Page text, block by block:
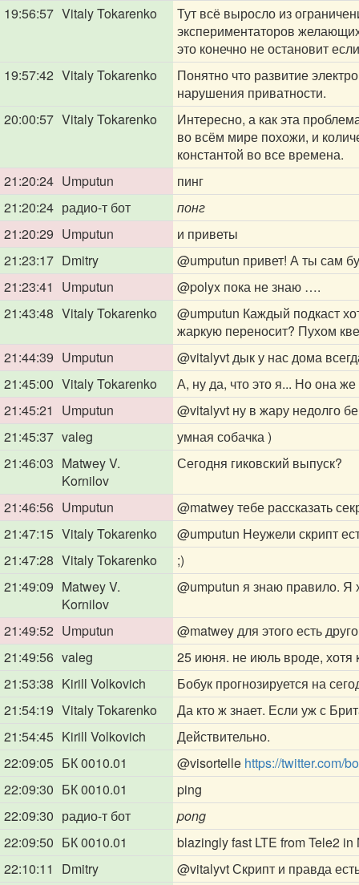
19:56:57 Vitaly Tokarenko
Тут всё выросло из
экспериментаторов
это конечно не остановит
19:57:42 Vitaly Tokarenko
Понятно что развитие
нарушения приватности.
20:00:57 Vitaly Tokarenko
Интересно, а как эта
во всём мире похожи, и
константой во все времена.
21:20:24 Umputun
пинг
21:20:24 радио-т бот
понг
21:20:29 Umputun
и приветы
21:23:17 Dmitry @umputun привет! А ты сам
21:23:41
Umputun @polyx пока не знаю ….
21:43:48 Vitaly Tokarenko @umputun Каждый подкаст
жаркую переносит? Пухом
21:44:39 Umputun @vitalyvtдык у нас дома
21:45:00 Vitaly Tokarenko
А, ну да, что это я... Но она же
21:45:21
Umputun @vitalyvt ну в жару недолго
21:45:37 valeg
умная собачка )
21:46:03 Matwey V.
Kornilov
Сегодня гиковский выпуск?
21:46:56 Umputun @matweyтебе рассказать
21:47:15 Vitaly Tokarenko @umputun Неужели скрипт
21:47:28 Vitaly Tokarenko
;)
21:49:09 Matwey V.
Kornilov
@umputun я знаю правило. Я
21:49:52 Umputun @matweyдля этого есть
21:49:56 valeg
25 июня. не июль вроде, хотя
21:53:38 Kirill Volkovich
Бобук прогнозируется на
21:54:19 Vitaly Tokarenko
Да кто ж знает. Если уж с
21:54:45 Kirill Volkovich
Действительно.
22:09:05 БК 0010.01 @visortelle https://twitter.com/
22:09:30 БК 0010.01
ping
22:09:30 радио-т бот
pong
22:09:50 БК 0010.01
blazingly fast LTE from Tele2
22:10:11
Dmitry @vitalyvtСкрипт и правда